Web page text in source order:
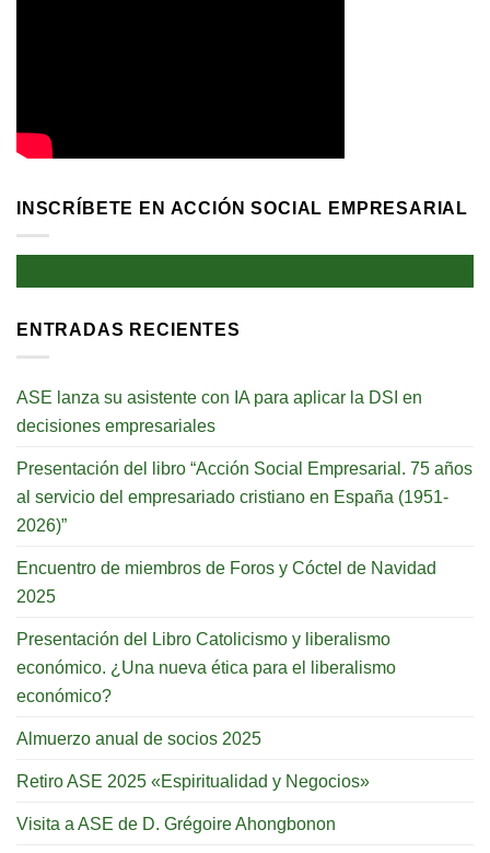
INSCRÍBETE EN ACCIÓN SOCIAL EMPRESARIAL
ENTRADAS RECIENTES
ASE lanza su asistente con IA para aplicar la DSI en
decisiones empresariales
Presentación del libro “Acción Social Empresarial. 75 años
al servicio del empresariado cristiano en España (1951-
2026)”
Encuentro de miembros de Foros y Cóctel de Navidad
2025
Presentación del Libro Catolicismo y liberalismo
económico. ¿Una nueva ética para el liberalismo
económico?
Almuerzo anual de socios 2025
Retiro ASE 2025 «Espiritualidad y Negocios»
Visita a ASE de D. Grégoire Ahongbonon